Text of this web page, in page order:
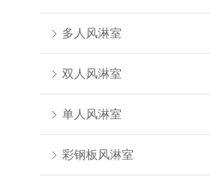
多人风淋室
双人风淋室
单人风淋室
彩钢板风淋室